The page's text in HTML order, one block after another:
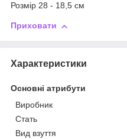
Розмір 28 - 18,5 см
Приховати
Характеристики
Основні атрибути
Виробник
Стать
Вид взуття